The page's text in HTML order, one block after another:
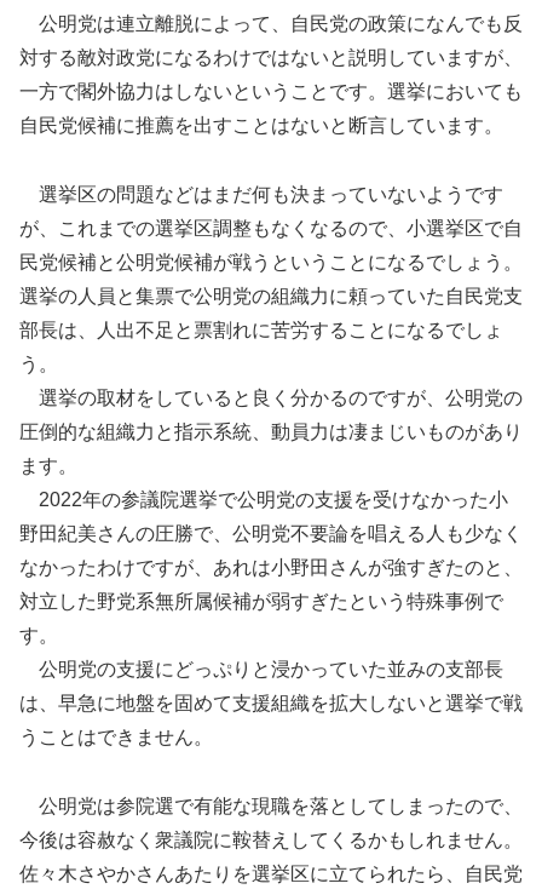
公明党は連立離脱によって、自民党の政策になんでも反
対する敵対政党になるわけではないと説明していますが、
一方で閣外協力はしないということです。選挙においても
自民党候補に推薦を出すことはないと断言しています。
選挙区の問題などはまだ何も決まっていないようです
が、これまでの選挙区調整もなくなるので、小選挙区で自
民党候補と公明党候補が戦うということになるでしょう。
選挙の人員と集票で公明党の組織力に頼っていた自民党支
部長は、人出不足と票割れに苦労することになるでしょ
う。
選挙の取材をしていると良く分かるのですが、公明党の
圧倒的な組織力と指示系統、動員力は凄まじいものがあり
ます。
2022年の参議院選挙で公明党の支援を受けなかった小
野田紀美さんの圧勝で、公明党不要論を唱える人も少なく
なかったわけですが、あれは小野田さんが強すぎたのと、
対立した野党系無所属候補が弱すぎたという特殊事例で
す。
公明党の支援にどっぷりと浸かっていた並みの支部長
は、早急に地盤を固めて支援組織を拡大しないと選挙で戦
うことはできません。
公明党は参院選で有能な現職を落としてしまったので、
今後は容赦なく衆議院に鞍替えしてくるかもしれません。
佐々木さやかさんあたりを選挙区に立てられたら、自民党